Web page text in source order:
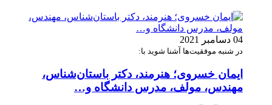
04 دسامبر 2021
در شنبه موفقیت‌ها آشنا شوید با:
ایمان خسروی؛ هنرمند، دکتر باستان‌شناس،
مهندس، مولف، مدرس دانشگاه و…